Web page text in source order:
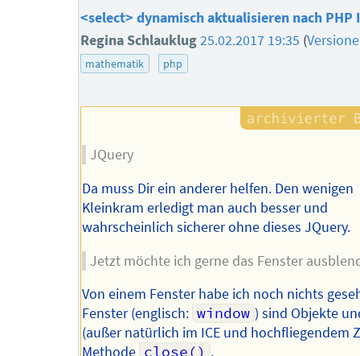
<select> dynamisch aktualisieren nach PHP
Regina Schlauklug25.02.2017 19:35 (
mathematik php
JQuery
Da muss Dir ein anderer helfen. Den wenigen
Kleinkram erledigt man auch besser und
wahrscheinlich sicherer ohne dieses JQuery.
Jetzt möchte ich gerne das Fenster
Von einem Fenster habe ich noch nichts
Fenster (englisch: window ) sind Objekte
(außer natürlich im ICE und hochfliegendem
Methode close() .